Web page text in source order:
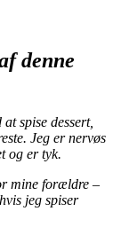
denne
spise dessert,
Jeg er nervøs
og er tyk.
mine forældre –
jeg spiser